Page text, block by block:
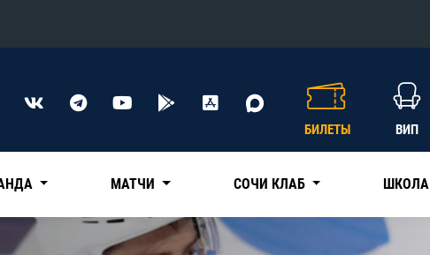
Конференция «Восток»
БИЛЕТЫ ВИП
МАТЧИ СОЧИ КЛАБ ШКОЛА